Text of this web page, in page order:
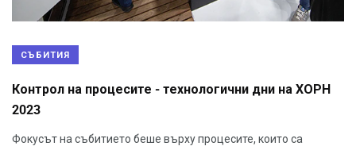
СЪБИТИЯ
Контрол на процесите - технологични дни на ХОРН
2023
Фокусът на събитието беше върху процесите, които са